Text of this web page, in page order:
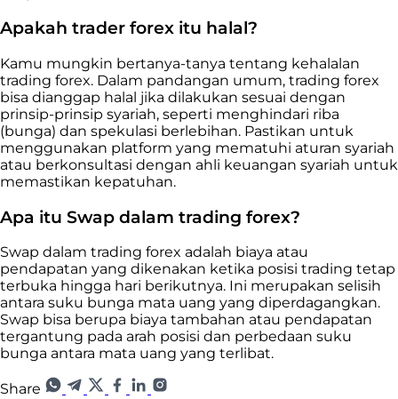
Apakah trader forex itu halal?
Kamu mungkin bertanya-tanya tentang kehalalan
trading forex. Dalam pandangan umum, trading forex
bisa dianggap halal jika dilakukan sesuai dengan
prinsip-prinsip syariah, seperti menghindari riba
(bunga) dan spekulasi berlebihan. Pastikan untuk
menggunakan platform yang mematuhi aturan syariah
atau berkonsultasi dengan ahli keuangan syariah untuk
memastikan kepatuhan.
Apa itu Swap dalam trading forex?
Swap dalam trading forex adalah biaya atau
pendapatan yang dikenakan ketika posisi trading tetap
terbuka hingga hari berikutnya. Ini merupakan selisih
antara suku bunga mata uang yang diperdagangkan.
Swap bisa berupa biaya tambahan atau pendapatan
tergantung pada arah posisi dan perbedaan suku
bunga antara mata uang yang terlibat.
Share